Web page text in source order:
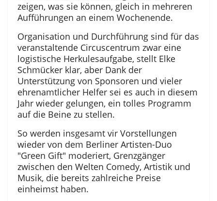
zeigen, was sie können, gleich in mehreren
Aufführungen an einem Wochenende.
Organisation und Durchführung sind für das
veranstaltende Circuscentrum zwar eine
logistische Herkulesaufgabe, stellt Elke
Schmücker klar, aber Dank der
Unterstützung von Sponsoren und vieler
ehrenamtlicher Helfer sei es auch in diesem
Jahr wieder gelungen, ein tolles Programm
auf die Beine zu stellen.
So werden insgesamt vir Vorstellungen
wieder von dem Berliner Artisten-Duo
"Green Gift" moderiert, Grenzgänger
zwischen den Welten Comedy, Artistik und
Musik, die bereits zahlreiche Preise
einheimst haben.